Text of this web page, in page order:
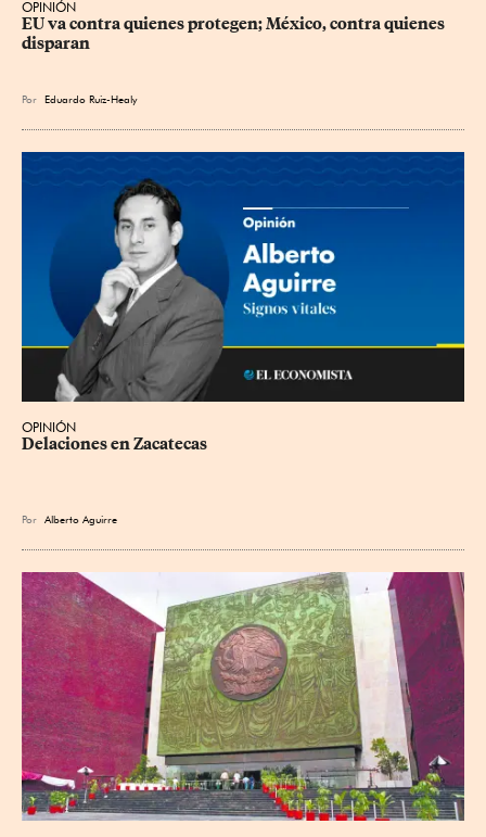
OPINIÓN
EU va contra quienes protegen; México, contra quienes
disparan
Por Eduardo Ruiz-Healy
OPINIÓN
Delaciones en Zacatecas
Por Alberto Aguirre